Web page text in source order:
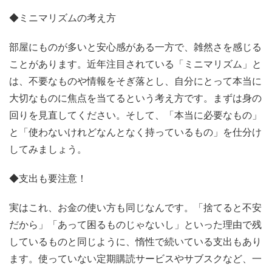
◆ミニマリズムの考え方
部屋にものが多いと安心感がある一方で、雑然さを感じる
ことがあります。近年注目されている「ミニマリズム」と
は、不要なものや情報をそぎ落とし、自分にとって本当に
大切なものに焦点を当てるという考え方です。まずは身の
回りを見直してください。そして、「本当に必要なもの」
と「使わないけれどなんとなく持っているもの」を仕分け
してみましょう。
◆支出も要注意！
実はこれ、お金の使い方も同じなんです。「捨てると不安
だから」「あって困るものじゃないし」といった理由で残
しているものと同じように、惰性で続いている支出もあり
ます。使っていない定期購読サービスやサブスクなど、一